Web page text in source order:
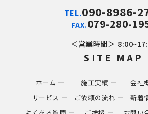
TEL.090-8986-
FAX.079-280-
営業時間
SITE MAP
ホーム
サービス
施工実績
ご依頼の流れ
会社
新着